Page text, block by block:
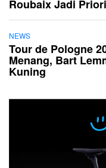
Roubaix Jadi
NEWS
Tour de Pologne
Menang, Bart
Kuning